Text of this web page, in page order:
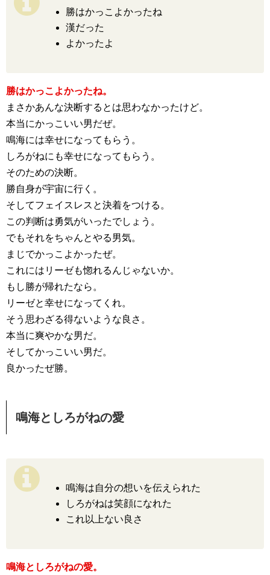
勝はかっこよかったね
漢だった
よかったよ
勝はかっこよかったね。
まさかあんな決断するとは思わなかったけど。
本当にかっこいい男だぜ。
鳴海には幸せになってもらう。
しろがねにも幸せになってもらう。
そのための決断。
勝自身が宇宙に行く。
そしてフェイスレスと決着をつける。
この判断は勇気がいったでしょう。
でもそれをちゃんとやる男気。
まじでかっこよかったぜ。
これにはリーゼも惚れるんじゃないか。
もし勝が帰れたなら。
リーゼと幸せになってくれ。
そう思わざる得ないような良さ。
本当に爽やかな男だ。
そしてかっこいい男だ。
良かったぜ勝。
鳴海としろがねの愛
鳴海は自分の想いを伝えられた
しろがねは笑顔になれた
これ以上ない良さ
鳴海としろがねの愛。